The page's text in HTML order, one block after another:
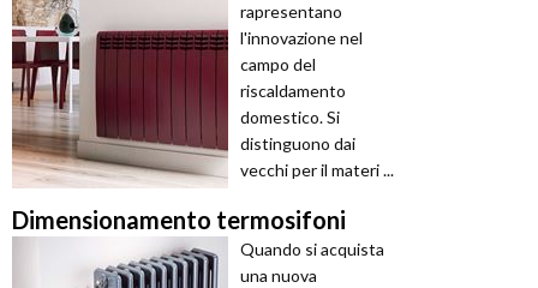
rapresentano
l'innovazione nel
campo del
riscaldamento
domestico. Si
distinguono dai
vecchi per il materi ...
Dimensionamento termosifoni
Quando si acquista
una nuova